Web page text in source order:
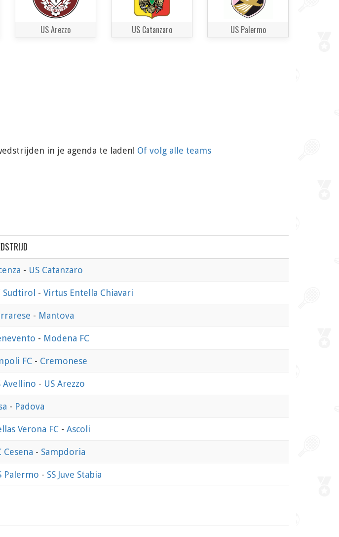
US Arezzo US Catanzaro US Palermo
in je agenda te laden! Of volg alle teams
- US Catanzaro
Sudtirol - Virtus Entella Chiavari
- Mantova
- Modena FC
FC - Cremonese
Avellino - US Arezzo
- Padova
Verona FC - Ascoli
Cesena - Sampdoria
Palermo - SS Juve Stabia